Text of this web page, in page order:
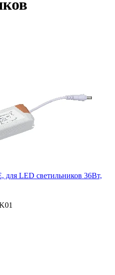
для LED светильников 36Вт,